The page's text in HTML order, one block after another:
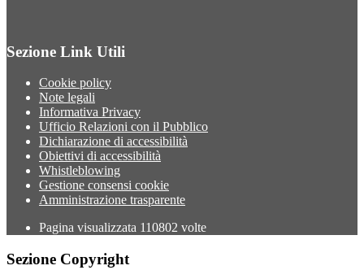
Sezione Link Utili
Cookie policy
Note legali
Informativa Privacy
Ufficio Relazioni con il Pubblico
Dichiarazione di accessibilità
Obiettivi di accessibilità
Whistleblowing
Gestione consensi cookie
Amministrazione trasparente
Pagina visualizzata 110802 volte
Sezione Copyright